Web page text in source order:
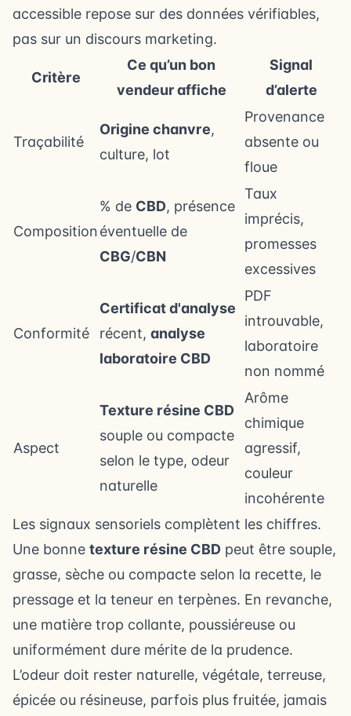
accessible repose sur des données vérifiables,
pas sur un discours marketing.
Critère
Ce qu’un bon
vendeur affiche
Signal
d’alerte
Traçabilité
Origine chanvre,
culture, lot
Provenance
absente ou
floue
Composition
% de CBD, présence
éventuelle de
CBG/CBN
Taux
imprécis,
promesses
excessives
Conformité
Certificat d'analyse
récent, analyse
laboratoire CBD
PDF
introuvable,
laboratoire
non nommé
Aspect
Texture résine CBD
souple ou compacte
selon le type, odeur
naturelle
Arôme
chimique
agressif,
couleur
incohérente
Les signaux sensoriels complètent les chiffres.
Une bonne texture résine CBD peut être souple,
grasse, sèche ou compacte selon la recette, le
pressage et la teneur en terpènes. En revanche,
une matière trop collante, poussiéreuse ou
uniformément dure mérite de la prudence.
L’odeur doit rester naturelle, végétale, terreuse,
épicée ou résineuse, parfois plus fruitée, jamais